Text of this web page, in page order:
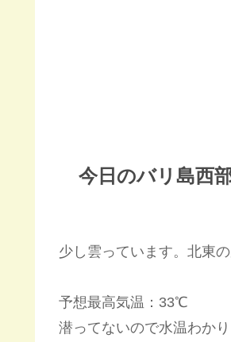
今日のバリ島西
少し雲っています。北東
予想最高気温：33℃
潜ってないので水温わかり